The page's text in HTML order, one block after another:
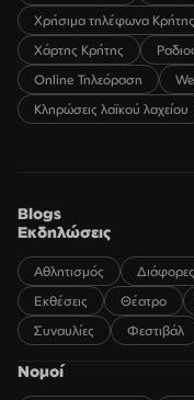
Χρήσιμα τηλέφωνα Κρήτης
Χάρτης Κρήτης
Online Τηλεόραση
Κληρώσεις λαϊκού λαχείου
Blogs
Εκδηλώσεις
Αθλητισμός
Εκθέσεις
Θέατρο
Συναυλίες
Φεστιβάλ
Νομοί